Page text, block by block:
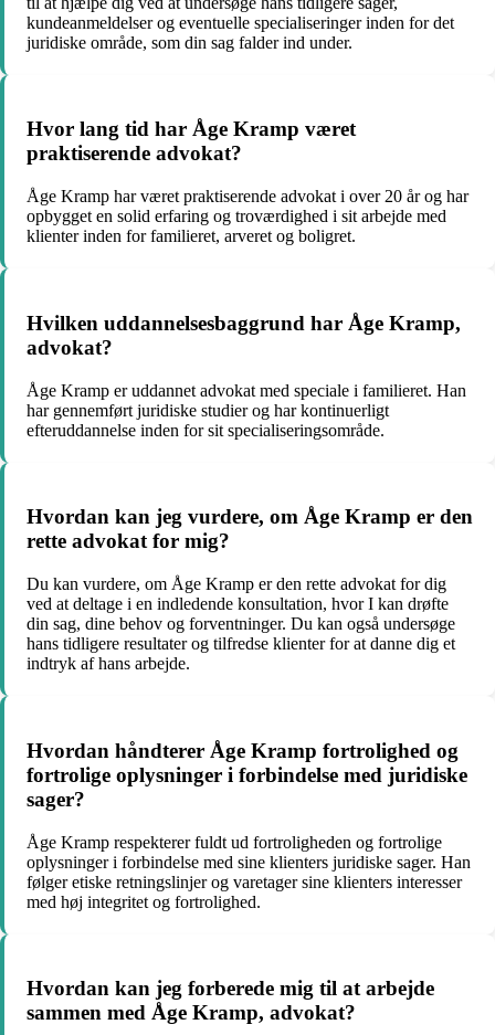
kundeanmeldelser og eventuelle specialiseringer inden for det
juridiske område, som din sag falder ind under.
Hvor lang tid har Åge Kramp været
praktiserende advokat?
Åge Kramp har været praktiserende advokat i over 20 år og har
opbygget en solid erfaring og troværdighed i sit arbejde med
klienter inden for familieret, arveret og boligret.
Hvilken uddannelsesbaggrund har Åge Kramp,
advokat?
Åge Kramp er uddannet advokat med speciale i familieret. Han
har gennemført juridiske studier og har kontinuerligt
efteruddannelse inden for sit specialiseringsområde.
Hvordan kan jeg vurdere, om Åge Kramp er den
rette advokat for mig?
Du kan vurdere, om Åge Kramp er den rette advokat for dig
ved at deltage i en indledende konsultation, hvor I kan drøfte
din sag, dine behov og forventninger. Du kan også undersøge
hans tidligere resultater og tilfredse klienter for at danne dig et
indtryk af hans arbejde.
Hvordan håndterer Åge Kramp fortrolighed og
fortrolige oplysninger i forbindelse med juridiske
sager?
Åge Kramp respekterer fuldt ud fortroligheden og fortrolige
oplysninger i forbindelse med sine klienters juridiske sager. Han
følger etiske retningslinjer og varetager sine klienters interesser
med høj integritet og fortrolighed.
Hvordan kan jeg forberede mig til at arbejde
sammen med Åge Kramp, advokat?